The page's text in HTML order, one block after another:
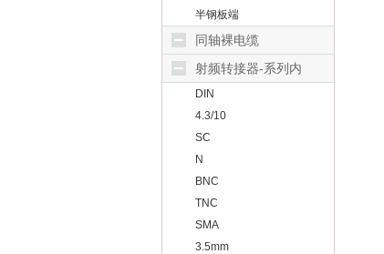
半钢板端
同轴裸电缆
射频转接器-系列内
DIN
4.3/10
SC
N
BNC
TNC
SMA
3.5mm